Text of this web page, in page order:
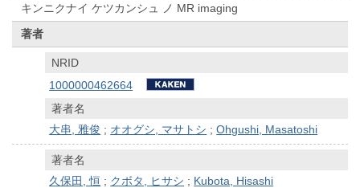
キンニクナイ ケツカンシュ ノ MR imaging
著者
NRID
1000000462664
著者名
大串, 雅俊 ; オオグシ, マサトシ ;Ohgushi, Masatoshi
著者名
久保田, 恒 ; クボタ, ヒサシ ; Kubota, Hisashi